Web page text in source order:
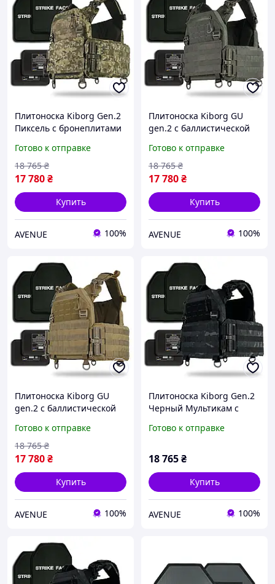
Плитоноска Kiborg Gen.2
Пиксель с бронеплитами
защитой
Готово к отправке
17 780₴
18 765 ₴
Купить
AVENUE 100%
Плитоноска Kiborg GU
gen.2 с баллистической
Khaki
Готово к отправке
17 780₴
18 765 ₴
Купить
AVENUE 100%
Плитоноска Kiborg GU
gen.2 с баллистической
Coyote
Готово к отправке
17 780₴
18 765 ₴
Купить
AVENUE 100%
Плитоноска Kiborg Gen.2
Черный Мультикам с
баллистической защитой
Готово к отправке
18 765₴
Купить
AVENUE 100%